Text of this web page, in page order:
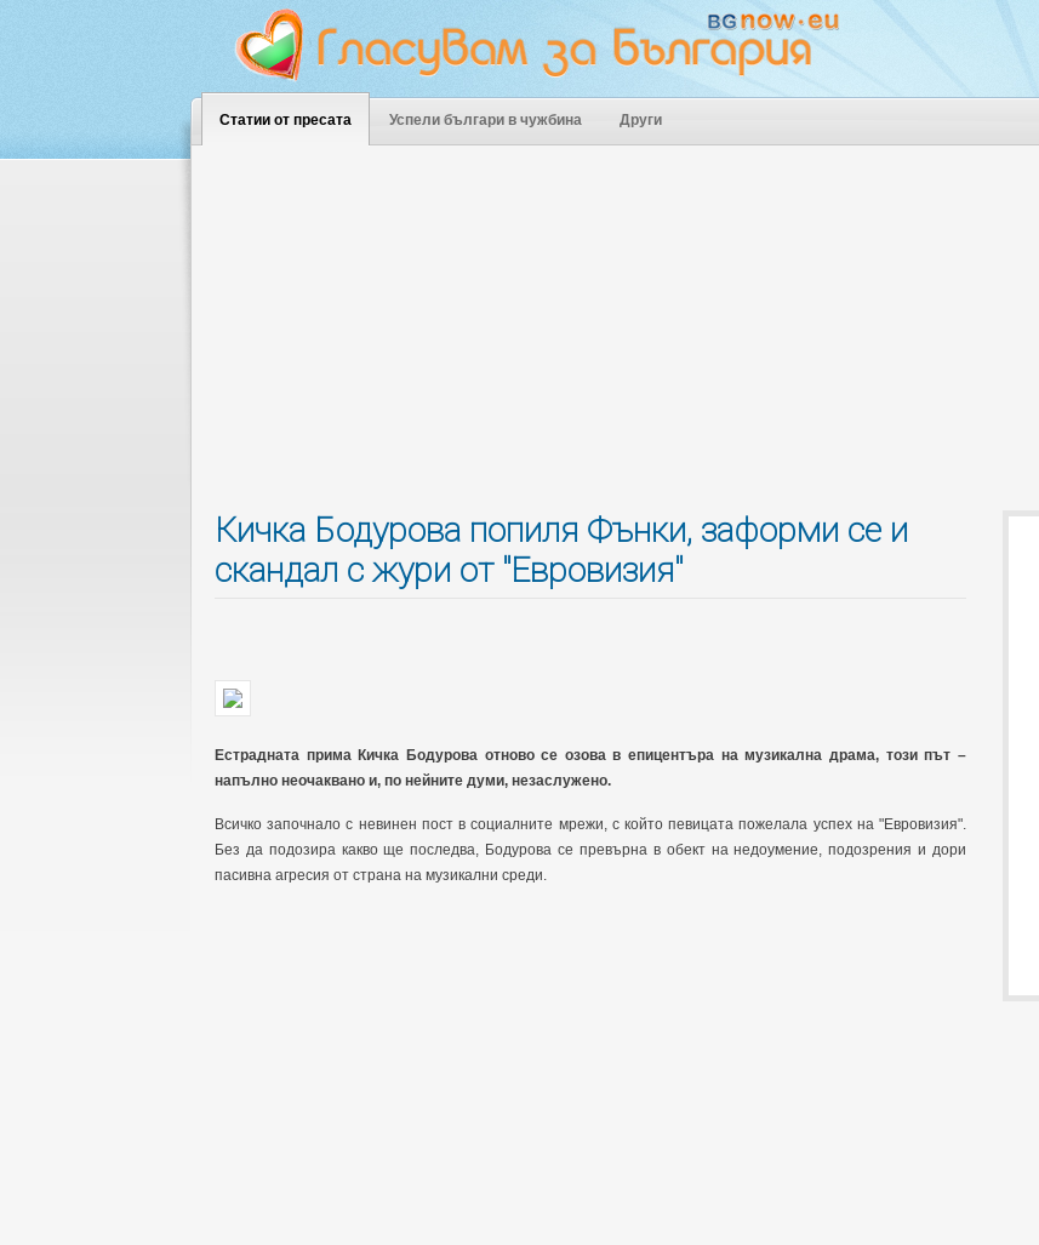
Статии от пресата Успели българи в чужбина Други
Кичка Бодурова попиля Фънки, заформи се и
скандал с жури от "Евровизия"
Естрадната прима Кичка Бодурова отново се озова в епицентъра на музикална драма, този път –
напълно неочаквано и, по нейните думи, незаслужено.
Всичко започнало с невинен пост в социалните мрежи, с който певицата пожелала успех на "Евровизия".
Без да подозира какво ще последва, Бодурова се превърна в обект на недоумение, подозрения и дори
пасивна агресия от страна на музикални среди.